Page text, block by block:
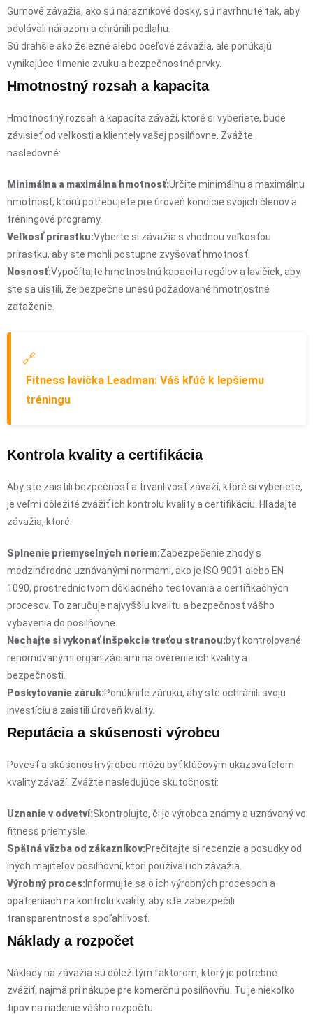
Gumové závažia, ako sú nárazníkové dosky, sú navrhnuté tak, aby
odolávali nárazom a chránili podlahu.
Sú drahšie ako železné alebo oceľové závažia, ale ponúkajú
vynikajúce tlmenie zvuku a bezpečnostné prvky.
Hmotnostný rozsah a kapacita
Hmotnostný rozsah a kapacita závaží, ktoré si vyberiete, bude
závisieť od veľkosti a klientely vašej posilňovne. Zvážte
nasledovné:
Minimálna a maximálna hmotnosť:Určite minimálnu a maximálnu
hmotnosť, ktorú potrebujete pre úroveň kondície svojich členov a
tréningové programy.
Veľkosť prírastku:Vyberte si závažia s vhodnou veľkosťou
prírastku, aby ste mohli postupne zvyšovať hmotnosť.
Nosnosť:Vypočítajte hmotnostnú kapacitu regálov a lavičiek, aby
ste sa uistili, že bezpečne unesú požadované hmotnostné
zaťaženie.
🔗
Fitness lavička Leadman: Váš kľúč k lepšiemu
tréningu
Kontrola kvality a certifikácia
Aby ste zaistili bezpečnosť a trvanlivosť závaží, ktoré si vyberiete,
je veľmi dôležité zvážiť ich kontrolu kvality a certifikáciu. Hľadajte
závažia, ktoré:
Splnenie priemyselných noriem:Zabezpečenie zhody s
medzinárodne uznávanými normami, ako je ISO 9001 alebo EN
1090, prostredníctvom dôkladného testovania a certifikačných
procesov. To zaručuje najvyššiu kvalitu a bezpečnosť vášho
vybavenia do posilňovne.
Nechajte si vykonať inšpekcie treťou stranou:byť kontrolované
renomovanými organizáciami na overenie ich kvality a
bezpečnosti.
Poskytovanie záruk:Ponúknite záruku, aby ste ochránili svoju
investíciu a zaistili úroveň kvality.
Reputácia a skúsenosti výrobcu
Povesť a skúsenosti výrobcu môžu byť kľúčovým ukazovateľom
kvality závaží. Zvážte nasledujúce skutočnosti:
Uznanie v odvetví:Skontrolujte, či je výrobca známy a uznávaný vo
fitness priemysle.
Spätná väzba od zákazníkov:Prečítajte si recenzie a posudky od
iných majiteľov posilňovní, ktorí používali ich závažia.
Výrobný proces: Informujte sa o ich výrobných procesoch a
opatreniach na kontrolu kvality, aby ste zabezpečili
transparentnosť a spoľahlivosť.
Náklady a rozpočet
Náklady na závažia sú dôležitým faktorom, ktorý je potrebné
zvážiť, najmä pri nákupe pre komerčnú posilňovňu. Tu je niekoľko
tipov na riadenie vášho rozpočtu: